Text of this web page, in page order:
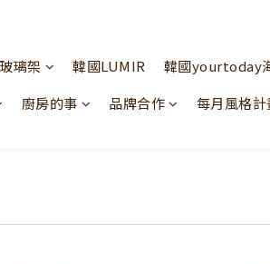
璃架 韓國LUMIR 韓國yourtoday
廚房的事 品牌合作 每月風格計